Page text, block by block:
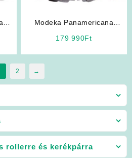
rollerre és kerékpárra
Modeka Panamericana
179 990Ft
2 →